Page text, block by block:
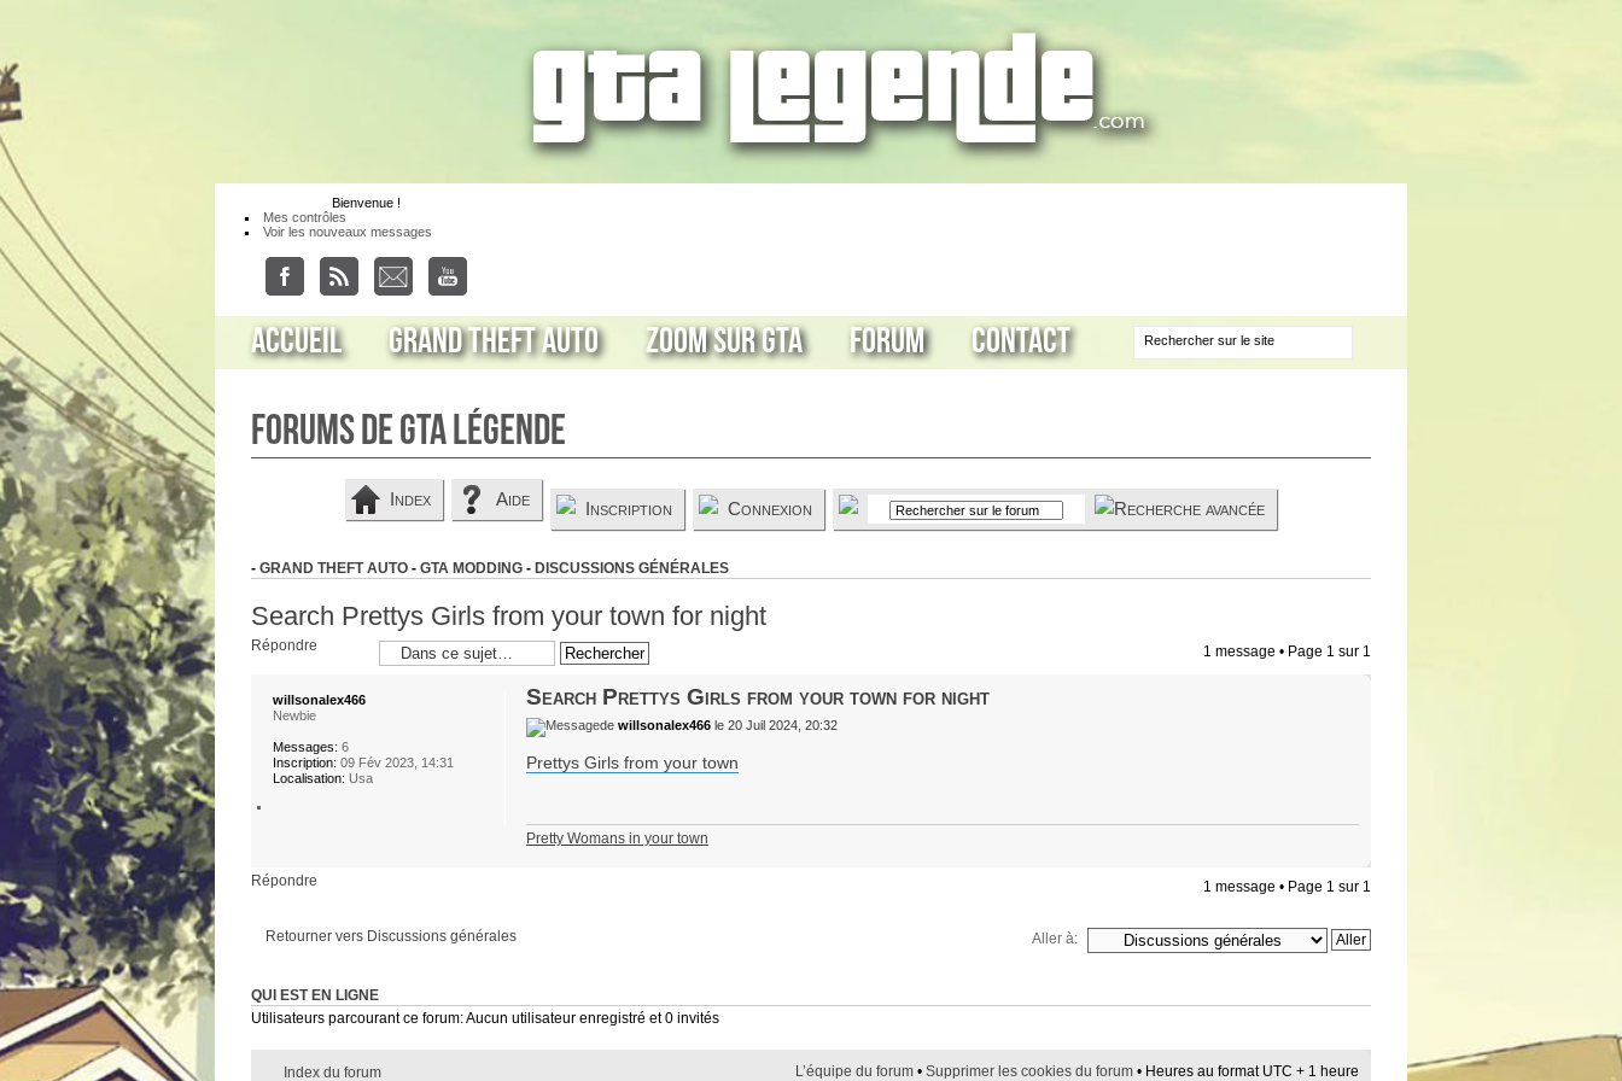
Bienvenue !
Mes contrôles
Voir les nouveaux messages
Accueil Grand Theft Auto Zoom sur GTA Forum Contact
Forums de GTA Légende
Index Aide Inscription Connexion
- GRAND THEFT AUTO - GTA MODDING - DISCUSSIONS GÉNÉRALES
Search Prettys Girls from your town for night
Répondre 1 message • Page 1 sur 1
Search Prettys Girls from your town for night
de willsonalex466le 20 Juil 2024, 20:32
Prettys Girls from your town
Pretty Womans in your town
willsonalex466
Newbie
Messages: 6
Inscription: 09 Fév 2023, 14:31
Localisation: Usa
Répondre 1 message • Page 1 sur 1
Retourner vers Discussions générales Aller à:
QUI EST EN LIGNE
Utilisateurs parcourant ce forum: Aucun utilisateur enregistré et 0 invités
Index du forum L’équipe du forum • Supprimer les cookies du forum • Heures au format UTC + 1 heure